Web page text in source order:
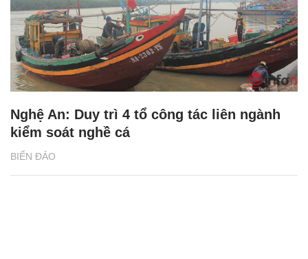
BIỂN ĐẢO
Nghệ An: Duy trì 4 tổ công tác liên ngành
kiểm soát nghề cá